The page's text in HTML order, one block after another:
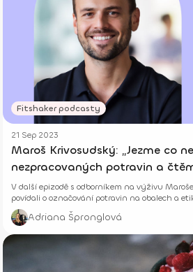
Fitshaker podcasty
21 Sep 2023
Maroš Krivosudský: „Jezme co
nezpracovaných potravin a
V další epizodě s odborníkem na výživu
povídali o označování potravin na obalech a
poslechnout rozhovor a dozvíš se i to, jak se
označeními fit, bez přidaného cukru nebo
Adriana Špronglová